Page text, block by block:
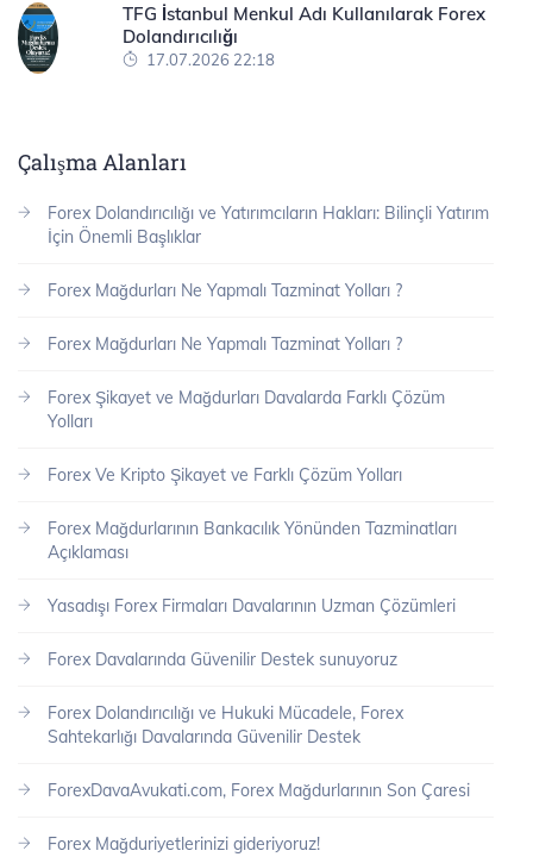
TFG İstanbul Menkul Adı Kullanılarak Forex
Dolandırıcılığı
17.07.2026 22:18
Çalışma Alanları
Forex Dolandırıcılığı ve Yatırımcıların Hakları: Bilinçli Yatırım
İçin Önemli Başlıklar
Forex Mağdurları Ne Yapmalı Tazminat Yolları ?
Forex Mağdurları Ne Yapmalı Tazminat Yolları ?
Forex Şikayet ve Mağdurları Davalarda Farklı Çözüm
Yolları
Forex Ve Kripto Şikayet ve Farklı Çözüm Yolları
Forex Mağdurlarının Bankacılık Yönünden Tazminatları
Açıklaması
Yasadışı Forex Firmaları Davalarının Uzman Çözümleri
Forex Davalarında Güvenilir Destek sunuyoruz
Forex Dolandırıcılığı ve Hukuki Mücadele, Forex
Sahtekarlığı Davalarında Güvenilir Destek
ForexDavaAvukati.com, Forex Mağdurlarının Son Çaresi
Forex Mağduriyetlerinizi gideriyoruz!